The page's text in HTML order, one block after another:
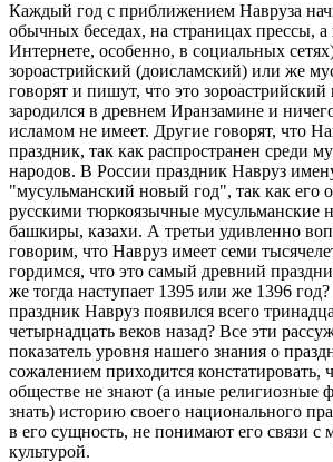
Каждый год с приближением Навруза
обычных беседах, на страницах прессы,
Интернете, особенно, в социальных
зороастрийский (доисламский) или же
говорят и пишут, что это зороастрийский
зародился в древнем Иранзамине и
исламом не имеет. Другие говорят, что
праздник, так как распространен среди
народов. В России праздник Навруз
"мусульманский новый год", так как его
русскими тюркоязычные мусульманские
башкиры, казахи. А третьи удивленно
говорим, что Навруз имеет семи
гордимся, что это самый древний
же тогда наступает 1395 или же 1396
праздник Навруз появился всего
четырнадцать веков назад? Все эти
показатель уровня нашего знания о
сожалением приходится
обществе не знают (а иные религиозные
знать) историю своего национального
в его сущность, не понимают его связи с
культурой.